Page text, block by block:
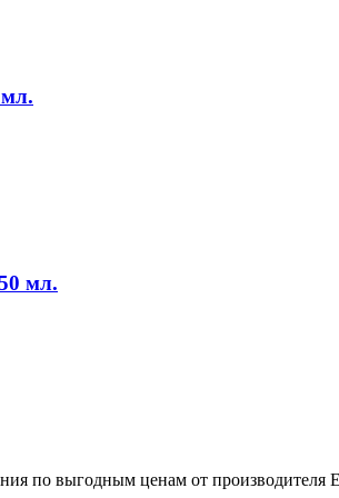
мл.
по выгодным ценам от производителя